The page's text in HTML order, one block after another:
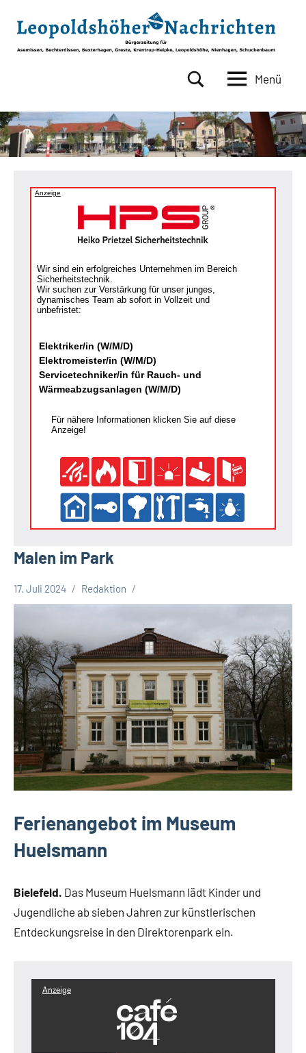
Inhalt
springen
Nachrichten
Asemissen,
Bechterdissen,
Bexterhagen,
Krentrup-
Menü
Anzeige
Wir sind ein erfolgreiches Unternehmen im Bereich
Sicherheitstechnik.
Wir suchen zur Verstärkung für unser junges,
dynamisches Team ab sofort in Vollzeit und
unbefristet:
Elektriker/in (W/M/D)
Elektromeister/in (W/M/D)
Servicetechniker/in für Rauch- und
Wärmeabzugsanlagen (W/M/D)
Für nähere Informationen klicken Sie auf diese
Anzeige!
Malen im Park
Veranstaltungen
17. Juli 2024 Redaktion
Ferienangebot im Museum
Huelsmann
Bielefeld. Das Museum Huelsmann lädt Kinder und
Jugendliche ab sieben Jahren zur künstlerischen
Entdeckungsreise in den Direktorenpark ein.
Anzeige